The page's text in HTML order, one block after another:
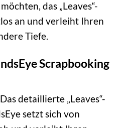
das „Leaves“-
an und verleiht Ihren
Tiefe.
Scrapbooking
Das detaillierte „Leaves“-
setzt sich von